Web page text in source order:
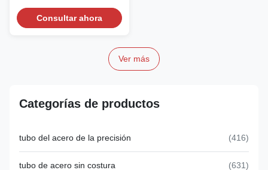
General Structural Purposes...
Consultar ahora
Ver más
Categorías de productos
tubo del acero de la precisión (416)
tubo de acero sin costura (631)